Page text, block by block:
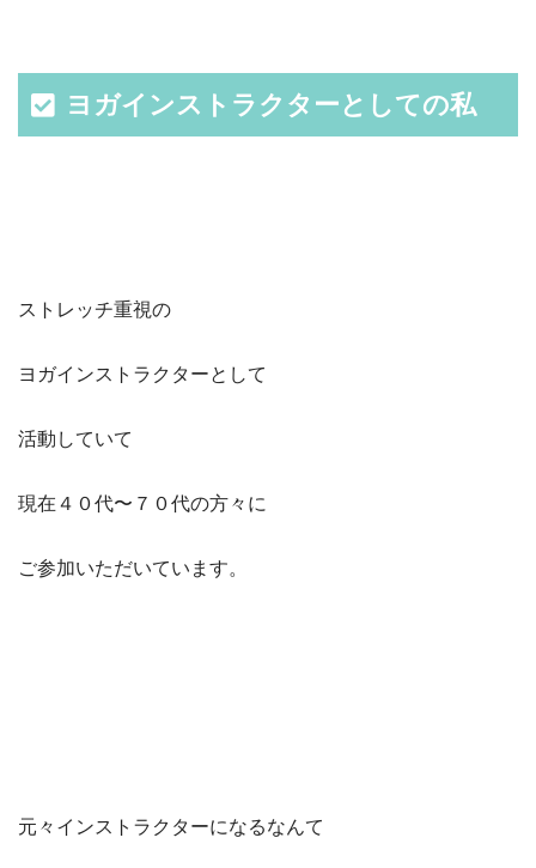
ヨガインストラクターとしての私
ストレッチ重視の
ヨガインストラクターとして
活動していて
現在４０代〜７０代の方々に
ご参加いただいています。
元々インストラクターになるなんて